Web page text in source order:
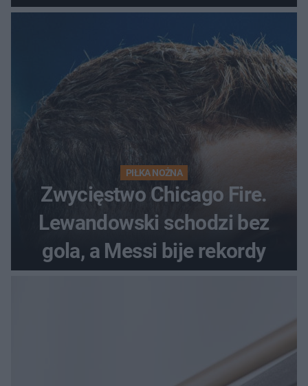
odrzutowcem to dopiero
początek!
PIŁKA NOŻNA
Zwycięstwo Chicago Fire.
Lewandowski schodzi bez
gola, a Messi bije rekordy